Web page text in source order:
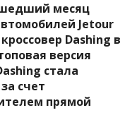
месяц
Jetour
Dashing в
версия
стала
счет
прямой